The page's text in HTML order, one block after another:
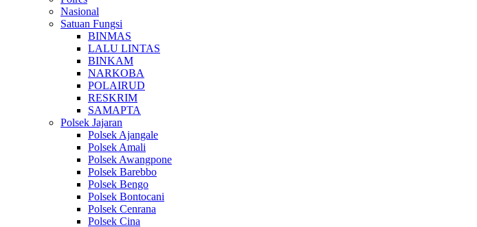
Nasional
Satuan Fungsi
BINMAS
LALU LINTAS
BINKAM
NARKOBA
POLAIRUD
RESKRIM
SAMAPTA
Polsek Jajaran
Polsek Ajangale
Polsek Amali
Polsek Awangpone
Polsek Barebbo
Polsek Bengo
Polsek Bontocani
Polsek Cenrana
Polsek Cina